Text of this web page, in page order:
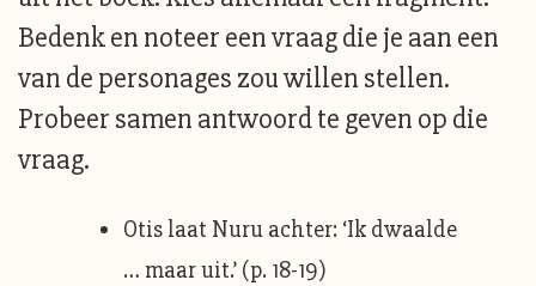
Bedenk en noteer een vraag die je aan een
van de personages zou willen stellen.
Probeer samen antwoord te geven op die
vraag.
Otis laat Nuru achter: ‘Ik dwaalde
… maar uit.’ (p. 18-19)